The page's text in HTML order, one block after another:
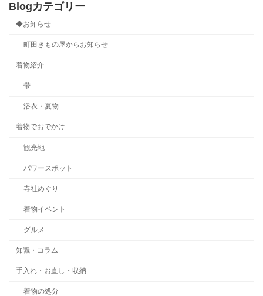
Blogカテゴリー
◆お知らせ
町田きもの屋からお知らせ
着物紹介
帯
浴衣・夏物
着物でおでかけ
観光地
パワースポット
寺社めぐり
着物イベント
グルメ
知識・コラム
手入れ・お直し・収納
着物の処分